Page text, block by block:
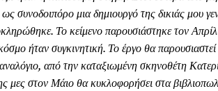
συνοδοιπόρο μια δημιουργό της δικιάς μου
Το κείμενο παρουσιάστηκε τον
ήταν συγκινητική. Το έργο θα
από την καταξιωμένη σκηνοθέτη
στον Μάιο θα κυκλοφορήσει στα